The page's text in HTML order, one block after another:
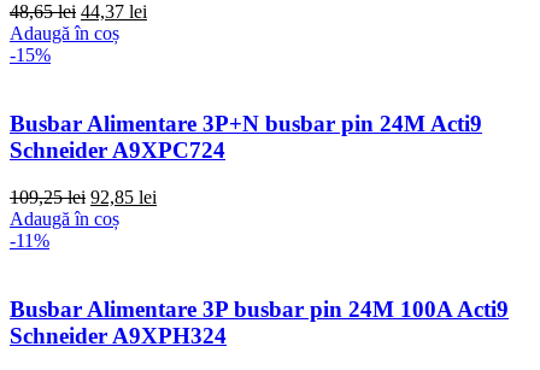
48,65lei 44,37 lei
Adaugă în coș
-15%
Busbar Alimentare 3P+N busbar pin 24M Acti9
Schneider A9XPC724
109,25lei 92,85 lei
Adaugă în coș
-11%
Busbar Alimentare 3P busbar pin 24M 100A Acti9
Schneider A9XPH324